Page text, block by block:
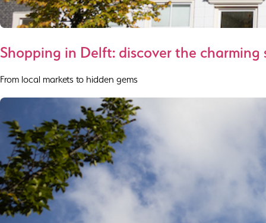
Shopping in Delft: discover the
From local markets to hidden gems